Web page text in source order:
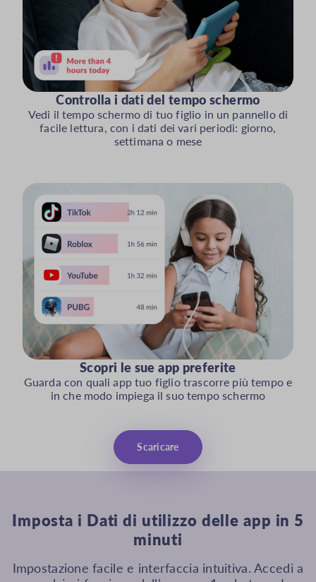
Controlla i dati del tempo schermo
Vedi il tempo schermo di tuo figlio in un pannello di
facile lettura, con i dati dei vari periodi: giorno,
settimana o mese
Scopri le sue app preferite
Guarda con quali app tuo figlio trascorre più tempo e
in che modo impiega il suo tempo schermo
Scaricare
Imposta i Dati di utilizzo delle app in 5
minuti
Impostazione facile e interfaccia intuitiva. Accedi a